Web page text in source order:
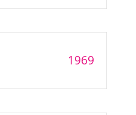
1969